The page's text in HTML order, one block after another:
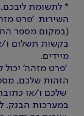
* לתשומת ליבכם,
השירות 'פרט
(במקום מספר
בקשות תשלום ו/
מיידים.
'פרט מזהה' יכול
הזהות שלכם,
שלכם ו/או
במערכות הבנק.